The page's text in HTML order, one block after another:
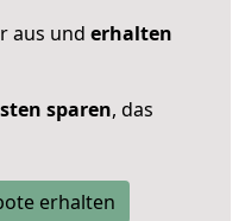
aus und erhalten
sparen, das
erhalten